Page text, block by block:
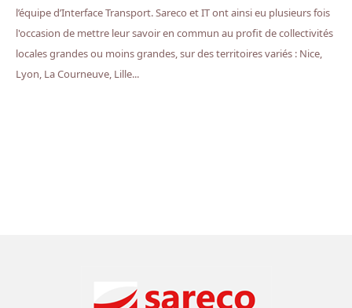
l’équipe d’Interface Transport. Sareco et IT ont ainsi eu plusieurs fois
l'occasion de mettre leur savoir en commun au profit de collectivités
locales grandes ou moins grandes, surdes territoires variés : Nice,
Lyon, La Courneuve, Lille...